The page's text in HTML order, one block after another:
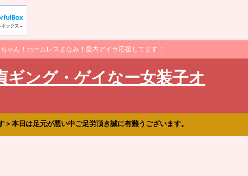
ゃん！ホームレスまなみ！愛内アイラ応援してます！
ング・ゲイなー女装子オ
本日は足元が悪い中ご足労頂き誠に有難うございます。